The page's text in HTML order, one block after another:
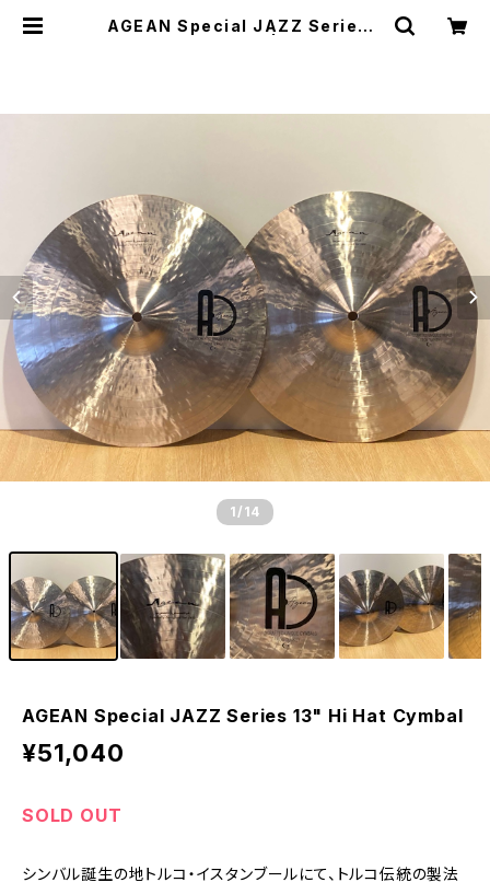
AGEAN Special JAZZ Series 1
1 /14
AGEAN Special JAZZ Series 13" Hi Hat Cymbal
¥51,040
SOLD OUT
シンバル誕生の地トルコ・イスタンブールにて、トルコ伝統の製法